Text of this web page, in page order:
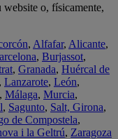
website o, físicamente,
, Alfafar, Alicante,
, Burjassot,
, Granada, Huércal de
, Lanzarote, León,
, Málaga, Murcia,
, Sagunto, Salt, Girona,
de Compostela,
i la Geltrú, Zaragoza